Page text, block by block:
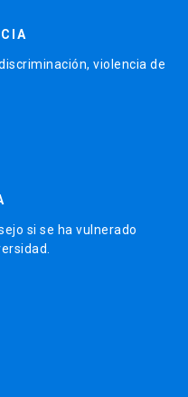
violencia de
si se ha vulnerado